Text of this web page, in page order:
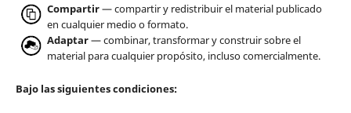
Compartir— compartir y redistribuir el material publicado
en cualquier medio o formato.
Adaptar— combinar, transformar y construir sobre el
material para cualquier propósito, incluso comercialmente.
Bajo las siguientes condiciones: